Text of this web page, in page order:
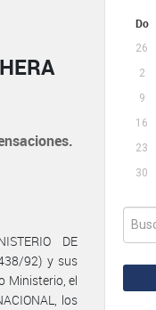
Do
26
2
9
16
23
30
DE
92) y sus
Ministerio, el
los